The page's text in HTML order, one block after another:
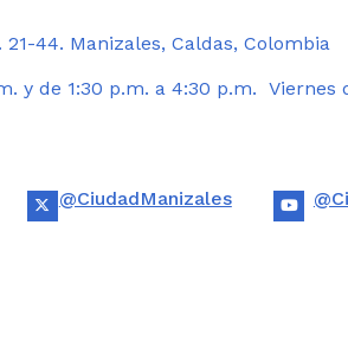
44. Manizales, Caldas, Colombia
y de 1:30 p.m. a 4:30 p.m. Viernes
@CiudadManizales